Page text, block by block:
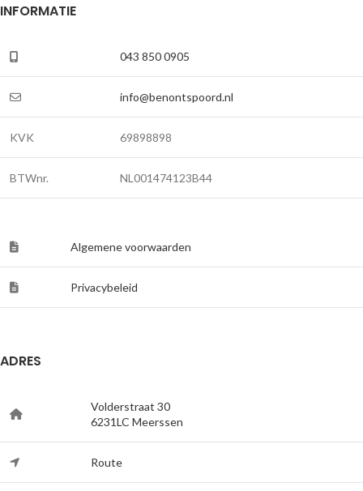
INFORMATIE
043 850 0905
info@benontspoord.nl
KVK 69898898
BTWnr. NL001474123B44
Algemene voorwaarden
Privacybeleid
ADRES
Volderstraat 30
6231LC Meerssen
Route